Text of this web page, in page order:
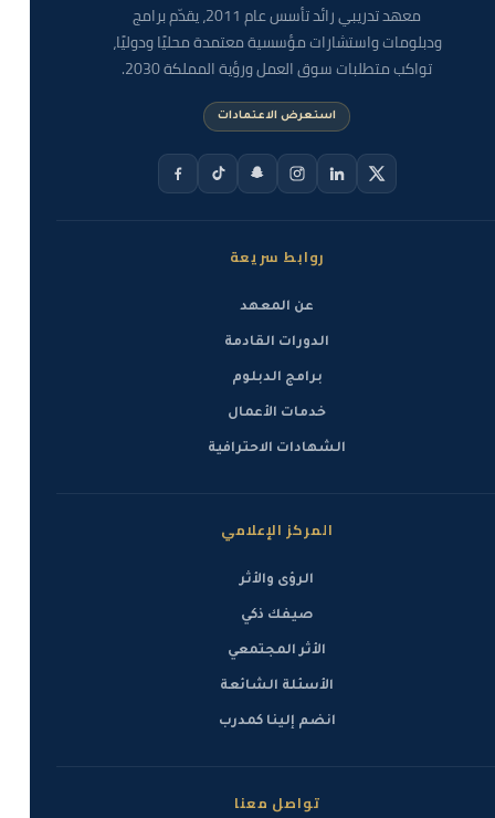
معهد تدريبي رائد تأسس عام 2011، يقدّم برامج
ودبلومات واستشارات مؤسسية معتمدة محليًا ودوليًا،
تواكب متطلبات سوق العمل ورؤية المملكة 2030.
استعرض الاعتمادات
روابط سريعة
عن المعهد
الدورات القادمة
برامج الدبلوم
خدمات الأعمال
الشهادات الاحترافية
المركز الإعلامي
الرؤى والأثر
صيفك ذكي
الأثر المجتمعي
الأسئلة الشائعة
انضم إلينا كمدرب
تواصل معنا